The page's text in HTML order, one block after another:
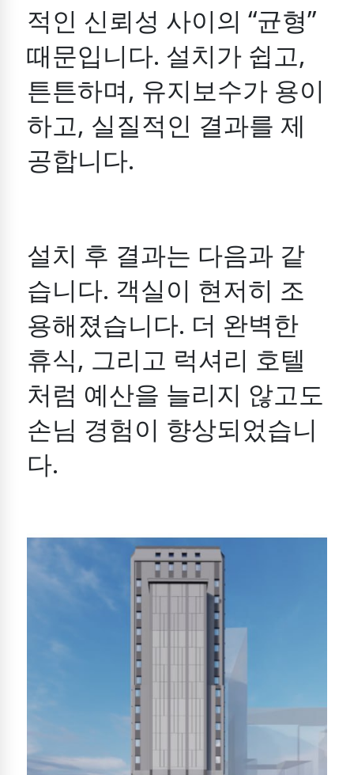
적인 신뢰성 사이의 “균형”
때문입니다. 설치가 쉽고,
튼튼하며, 유지보수가 용이
하고, 실질적인 결과를 제
공합니다.
설치 후 결과는 다음과 같
습니다. 객실이 현저히 조
용해졌습니다. 더 완벽한
휴식, 그리고 럭셔리 호텔
처럼 예산을 늘리지 않고도
손님 경험이 향상되었습니
다.